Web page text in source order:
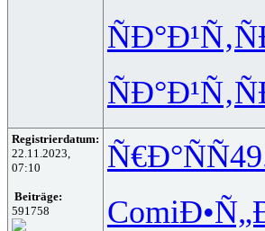
ÑÐ°Ð¹Ñ‚
ÑÐ°Ð¹Ñ‚
Registrierdatum:
22.11.2023,
07:10
Beiträge:
591758
Ñ€Ð°ÑÑ
Comi